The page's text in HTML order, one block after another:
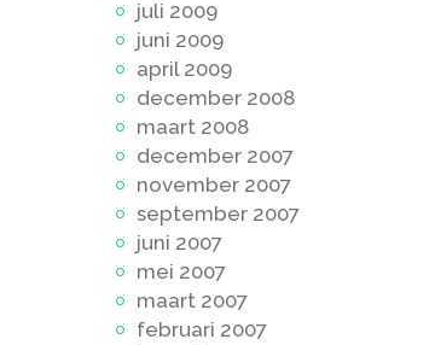
juli 2009
juni 2009
april 2009
december 2008
maart 2008
december 2007
november 2007
september 2007
juni 2007
mei 2007
maart 2007
februari 2007